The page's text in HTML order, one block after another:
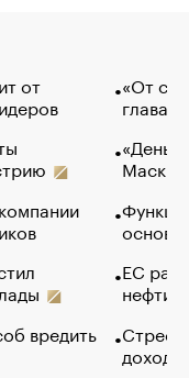
от
вредить
«От
глава
Маск в
основ
ЕС
нефти